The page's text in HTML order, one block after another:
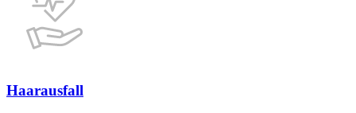
Haarausfall